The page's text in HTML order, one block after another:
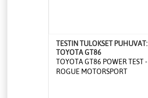
TESTIN TULOKSET PUHUVAT:
TOYOTA GT86
TOYOTA GT86 POWER TEST -
ROGUE MOTORSPORT